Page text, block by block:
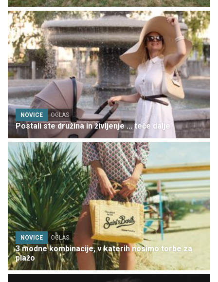
NOVICE OGLAS
Postali ste družina in življenje ... teče dalje
NOVICE OGLAS
3 modne kombinacije, v katerih nosimo torbe za
plažo